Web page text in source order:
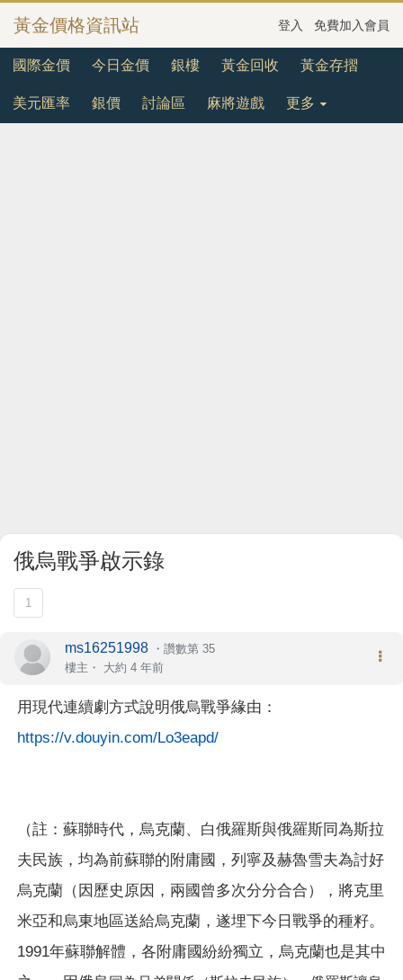
黃金價格資訊站 登入 免費加入會員
國際金價 今日金價 銀樓 黃金回收 黃金存摺
美元匯率 銀價 討論區 麻將遊戲 更多
俄烏戰爭啟示錄
1
ms16251998 ・ 讚數第 35
樓主 ・ 大約 4 年前
用現代連續劇方式說明俄烏戰爭緣由：
https://v.douyin.com/Lo3eapd/
（註：蘇聯時代，烏克蘭、白俄羅斯與俄羅斯同為斯拉
夫民族，均為前蘇聯的附庸國，列寧及赫魯雪夫為討好
烏克蘭（因歷史原因，兩國曾多次分分合合），將克里
米亞和烏東地區送給烏克蘭，遂埋下今日戰爭的種籽。
1991年蘇聯解體，各附庸國紛紛獨立，烏克蘭也是其中